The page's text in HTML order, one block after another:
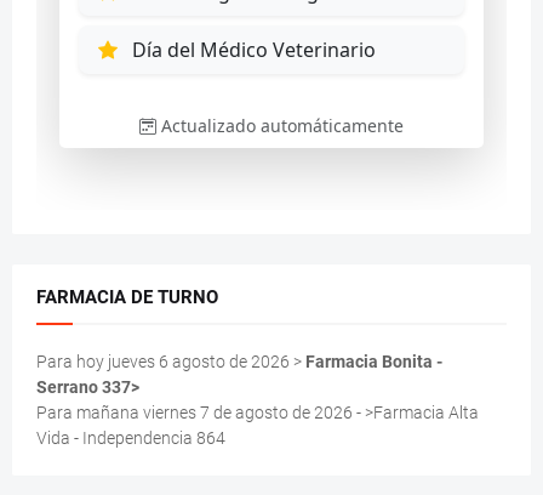
FARMACIA DE TURNO
Para hoy jueves 6 agosto de 2026 > Farmacia Bonita -
Serrano 337>
Para mañana viernes 7 de agosto de 2026 - >Farmacia Alta
Vida - Independencia 864